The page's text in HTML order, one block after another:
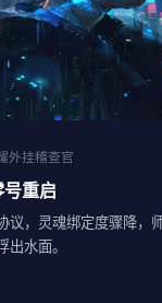
外挂稽查官
重启
议，灵魂绑定度骤降，
出水面。